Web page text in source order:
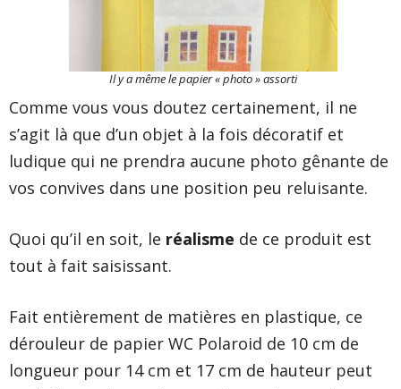
Il y a même le papier « photo » assorti
Comme vous vous doutez certainement, il ne
s’agit là que d’un objet à la fois décoratif et
ludique qui ne prendra aucune photo gênante de
vos convives dans une position peu reluisante.
Quoi qu’il en soit, le réalisme de ce produit est
tout à fait saisissant.
Fait entièrement de matières en plastique, ce
dérouleur de papier WC Polaroid de 10 cm de
longueur pour 14 cm et 17 cm de hauteur peut